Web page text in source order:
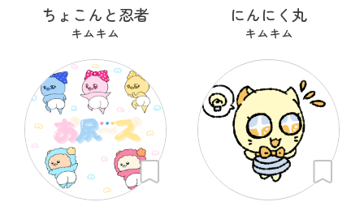
ちょこんと忍者
キムキム
にんにく丸
キムキム